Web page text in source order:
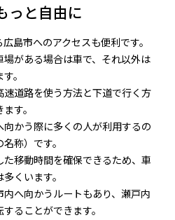
っと自由に
島市へのアクセスも便利です。
がある場合は車で、それ以外は
。
道路を使う方法と下道で行く方
す。
かう際に多くの人が利用するの
称）です。
移動時間を確保できるため、車
くいます。
へ向かうルートもあり、瀬戸内
ることができます。